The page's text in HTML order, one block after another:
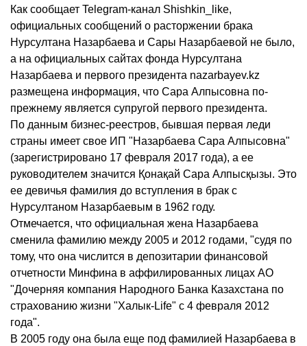
Как сообщает Telegram-канал Shishkin_like,
официальных сообщений о расторжении брака
Нурсултана Назарбаева и Сары Назарбаевой не было,
а на официальных сайтах фонда Нурсултана
Назарбаева и первого президента nazarbayev.kz
размещена информация, что Сара Алпысовна по-
прежнему является супругой первого президента.
По данным бизнес-реестров, бывшая первая леди
страны имеет свое ИП "Назарбаева Сара Алпысовна"
(зарегистрировано 17 февраля 2017 года), а ее
руководителем значится Қонақай Сара Алпысқызы. Это
ее девичья фамилия до вступления в брак с
Нурсултаном Назарбаевым в 1962 году.
Отмечается, что официальная жена Назарбаева
сменила фамилию между 2005 и 2012 годами, "судя по
тому, что она числится в депозитарии финансовой
отчетности Минфина в аффилированных лицах АО
"Дочерняя компания Народного Банка Казахстана по
страхованию жизни "Халык-Life" с 4 февраля 2012
года".
В 2005 году она была еще под фамилией Назарбаева в